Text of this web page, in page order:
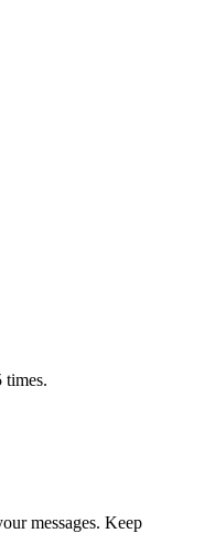
times.
messages. Keep